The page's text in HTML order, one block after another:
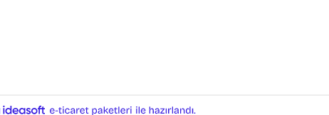
ideasoft e-